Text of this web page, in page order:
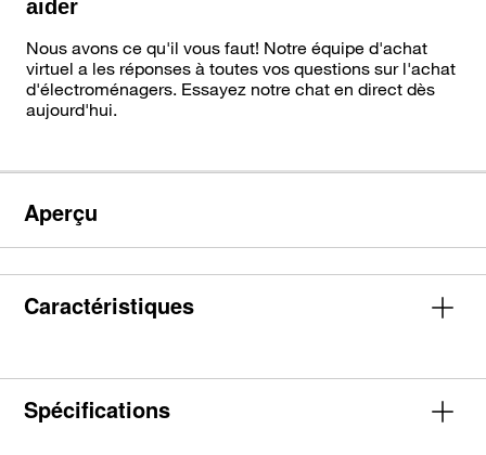
aider
Nous avons ce qu'il vous faut! Notre équipe d'achat
virtuel a les réponses à toutes vos questions sur l'achat
d'électroménagers. Essayez notre chat en direct dès
aujourd'hui.
Aperçu
Caractéristiques
Spécifications